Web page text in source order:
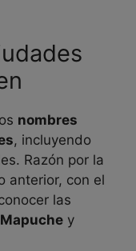
nombres
, incluyendo
Razón por la
anterior, con el
las
Mapuche y